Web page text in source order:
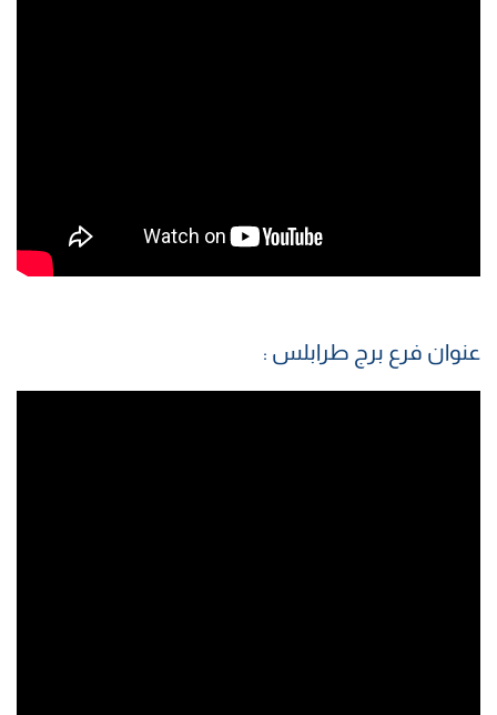
عنوان فرع برج طرابلس :